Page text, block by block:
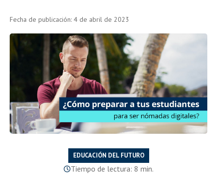
Fecha de publicación: 4 de abril de 2023
EDUCACIÓN DEL FUTURO
Tiempo de lectura: 8 min.